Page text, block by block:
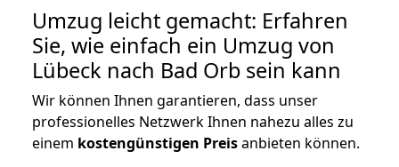
Umzug leicht gemacht: Erfahren
Sie, wie einfach ein Umzug von
Lübeck nach Bad Orb sein kann
Wir können Ihnen garantieren, dass unser
professionelles Netzwerk Ihnen nahezu alles zu
einem kostengünstigen Preisanbieten können.